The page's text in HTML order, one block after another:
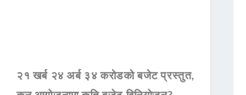
२१ खर्ब २४ अर्ब ३४ करोडको बजेट प्रस्तुत,